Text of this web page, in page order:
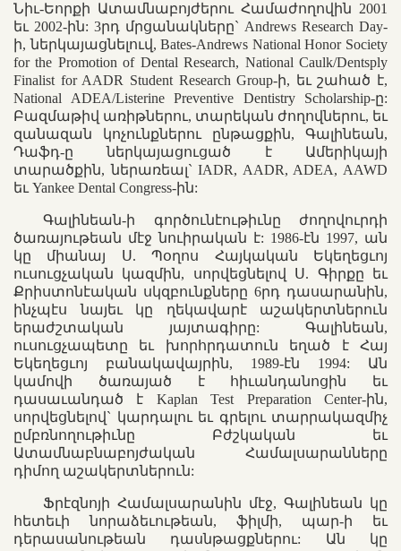
Նիւ-Եորքի Ատամնաբոյժերու Համաժողովին 2001
եւ 2002-ին: 3րդ մրցանակները` Andrews Research Day-
ի, ներկայացնելուվ, Bates-Andrews National Honor Society
for the Promotion of Dental Research, National Caulk/Dentsply
Finalist for AADR Student Research Group-ի, եւ շահած է,
National ADEA/Listerine Preventive Dentistry Scholarship-ը:
Բազմաթիվ առիթներու, տարեկան ժողովներու, եւ
զանազան կոչունքներու ընթացքին, Գալինեան,
Դաֆդ-ը ներկայացուցած է Ամերիկայի
տարածքին, ներառեալ` IADR, AADR, ADEA, AAWD
եւ Yankee Dental Congress-ին:
Գալինեան-ի գործունէութիւնը ժողովուրդի
ծառայութեան մէջ նուիրական է: 1986-էն 1997, ան
կը միանայ Ս. Պօղոս Հայկական Եկեղեցւոյ
ուսուցչական կազմին, սորվեցնելով Ս. Գիրքը եւ
Քրիստոնէական սկզբունքները 6րդ դասարանին,
ինչպէս նայեւ կը ղեկավարէ աշակերտներուն
երաժշտական յայտագիրը: Գալինեան,
ուսուցչապետը եւ խորհրդատուն եղած է Հայ
Եկեղեցւոյ բանակավայրին, 1989-էն 1994: Ան
կամովի ծառայած է հիւանդանոցին եւ
դասաւանդած է Kaplan Test Preparation Center-ին,
սորվեցնելով` կարդալու եւ գրելու տարրակազմիչ
ըմբռնողութիւնը Բժշկական եւ
Ատամնաբնաբոյժական Համալսարանները
դիմող աշակերտներուն:
Ֆրէզնոյի Համալսարանին մէջ, Գալինեան կը
հետեւի նորաձեւութեան, ֆիլմի, պար-ի եւ
դերասանութեան դասնթացքներու: Ան կը